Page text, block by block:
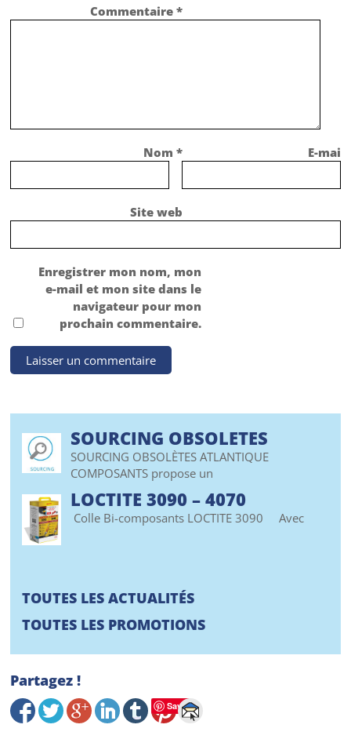
Commentaire*
Nom* E-mail
Site web
Enregistrer mon nom, mon
e-mail et mon site dans le
navigateur pour mon
prochain commentaire.
SOURCING OBSOLETES
SOURCING OBSOLÈTES ATLANTIQUE
COMPOSANTS propose un
LOCTITE 3090 – 4070
Colle Bi-composants LOCTITE 3090 Avec
TOUTES LES ACTUALITÉS
TOUTES LES PROMOTIONS
Partagez !
Save